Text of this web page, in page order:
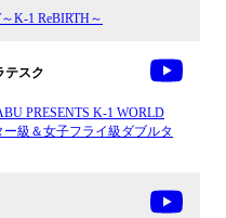
K-1 ReBIRTH～
テスク
PRESENTS K-1 WORLD
級＆女子フライ級ダブルタ